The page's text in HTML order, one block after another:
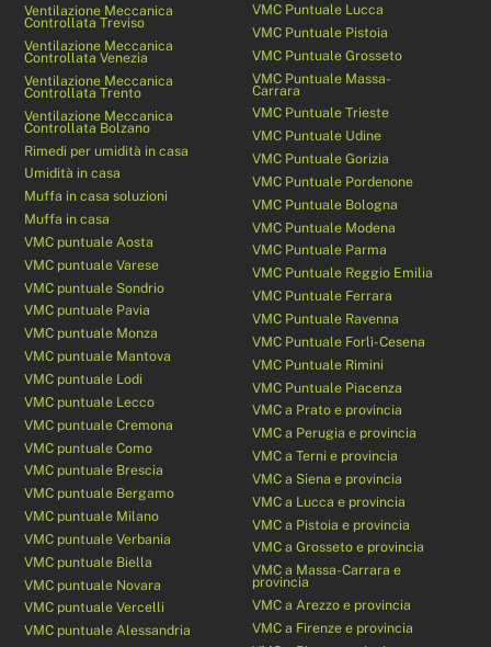
Ventilazione Meccanica
Controllata Treviso
Ventilazione Meccanica
Controllata Venezia
Ventilazione Meccanica
Controllata Trento
Ventilazione Meccanica
Controllata Bolzano
Rimedi per umidità in casa
Umidità in casa
Muffa in casa soluzioni
Muffa in casa
VMC puntuale Aosta
VMC puntuale Varese
VMC puntuale Sondrio
VMC puntuale Pavia
VMC puntuale Monza
VMC puntuale Mantova
VMC puntuale Lodi
VMC puntuale Lecco
VMC puntuale Cremona
VMC puntuale Como
VMC puntuale Brescia
VMC puntuale Bergamo
VMC puntuale Milano
VMC puntuale Verbania
VMC puntuale Biella
VMC puntuale Novara
VMC puntuale Vercelli
VMC puntuale Alessandria
VMC Puntuale Lucca
VMC Puntuale Pistoia
VMC Puntuale Grosseto
VMC Puntuale Massa-
Carrara
VMC Puntuale Trieste
VMC Puntuale Udine
VMC Puntuale Gorizia
VMC Puntuale Pordenone
VMC Puntuale Bologna
VMC Puntuale Modena
VMC Puntuale Parma
VMC Puntuale Reggio Emilia
VMC Puntuale Ferrara
VMC Puntuale Ravenna
VMC Puntuale Forlì-Cesena
VMC Puntuale Rimini
VMC Puntuale Piacenza
VMC a Prato e provincia
VMC a Perugia e provincia
VMC a Terni e provincia
VMC a Siena e provincia
VMC a Lucca e provincia
VMC a Pistoia e provincia
VMC a Grosseto e provincia
VMC a Massa-Carrara e
provincia
VMC a Arezzo e provincia
VMC a Firenze e provincia